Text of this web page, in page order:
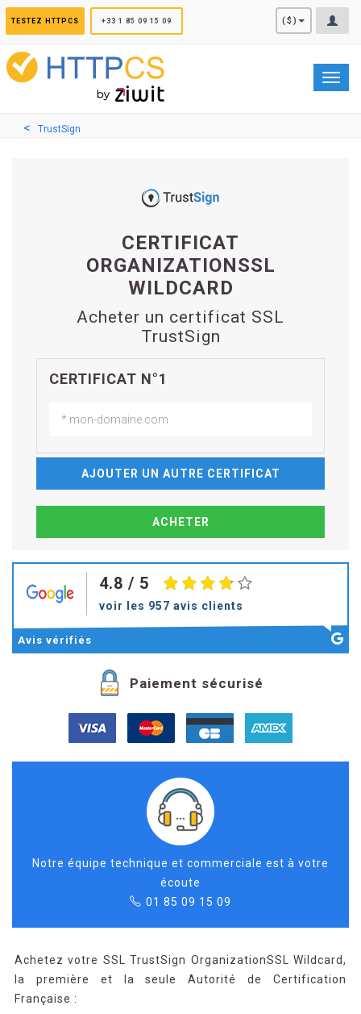
TESTEZ HTTPCS +33 1 85 09 15 09 ($)
TrustSign
CERTIFICAT
ORGANIZATIONSSL
WILDCARD
Acheter un certificat SSL
TrustSign
CERTIFICAT N°1
AJOUTER UN AUTRE CERTIFICAT
4.8 / 5
voir les 957 avis clients
Avis vérifiés
Paiement sécurisé
Notre équipe technique et commerciale est à votre
écoute
01 85 09 15 09
Achetez votre SSL TrustSign OrganizationSSL Wildcard,
la première et la seule Autorité de Certification
Française :
Panneau de gestion des cookies